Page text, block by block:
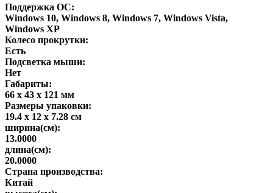
Поддержка ОС:
Windows 10, Windows 8, Windows 7, Windows Vista,
Windows XP
Колесо прокрутки:
Есть
Подсветка мыши:
Нет
Габариты:
66 x 43 x 121 мм
Размеры упаковки:
19.4 x 12 x 7.28 см
ширина(см):
13.0000
длина(см):
20.0000
Страна производства:
Китай